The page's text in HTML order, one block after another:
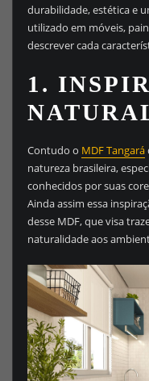
durabilidade, estética e
utilizado em móveis,
descrever cada
1.
Contudo o MDF Tangará
natureza brasileira,
conhecidos por suas
Ainda assim essa
desse MDF, que visa
naturalidade aos